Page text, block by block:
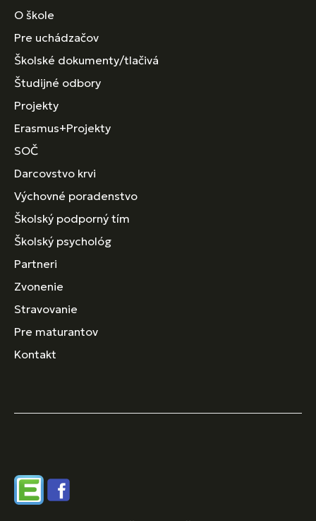
O škole
Pre uchádzačov
Školské dokumenty/tlačivá
Študijné odbory
Projekty
Erasmus+Projekty
SOČ
Darcovstvo krvi
Výchovné poradenstvo
Školský podporný tím
Školský psychológ
Partneri
Zvonenie
Stravovanie
Pre maturantov
Kontakt
EdupageFacebook